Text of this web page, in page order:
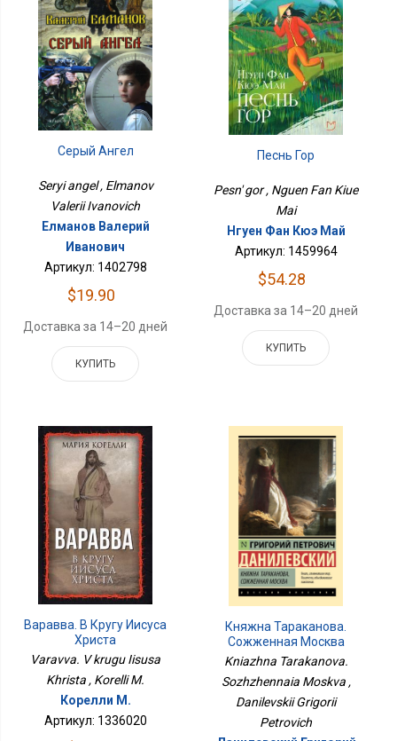
Серый Ангел
Seryi angel , Elmanov
Valerii Ivanovich
Елманов Валерий
Иванович
Артикул: 1402798
$19.90
Доставка за 14–20 дней
КУПИТЬ
Песнь Гор
Pesn' gor , Nguen Fan Kiue
Mai
Нгуен Фан Кюэ Май
Артикул: 1459964
$54.28
Доставка за 14–20 дней
КУПИТЬ
Варавва. В Кругу Иисуса
Христа
Varavva. V krugu Iisusa
Khrista , Korelli M.
Корелли М.
Артикул: 1336020
Княжна Тараканова.
Сожженная Москва
Kniazhna Tarakanova.
Sozhzhennaia Moskva ,
Danilevskii Grigorii
Petrovich